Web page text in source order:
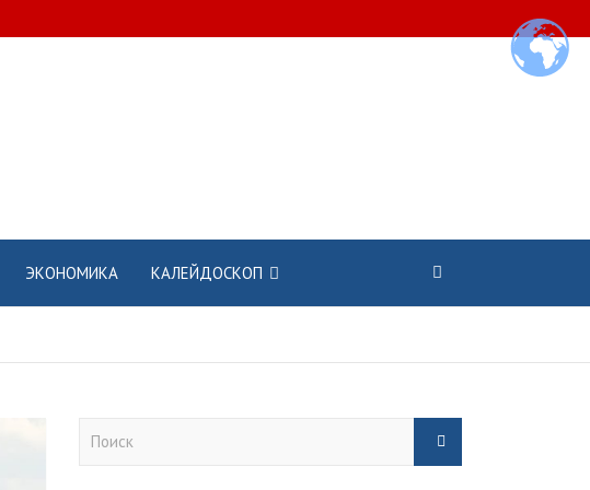
ЭКОНОМИКА КАЛЕЙДОСКОП